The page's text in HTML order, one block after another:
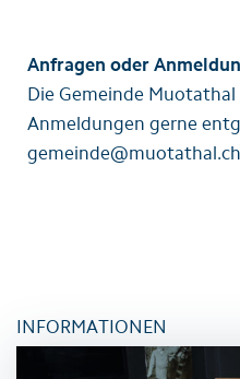
Anfragen oder
Die Gemeinde
Anmeldungen gerne
INFORMATIONEN